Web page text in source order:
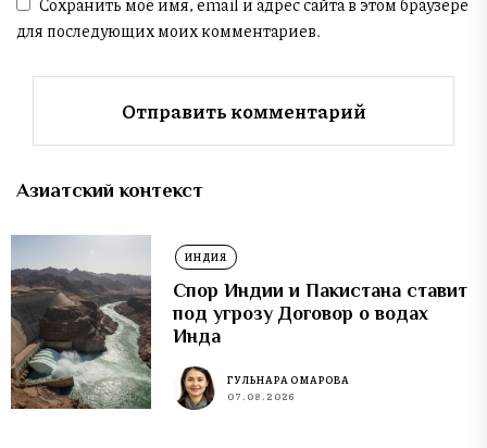
для последующих моих комментариев.
Азиатский контекст
ИНДИЯ
Спор Индии и Пакистана ставит
под угрозу Договор о водах
Инда
ГУЛЬНАРА ОМАРОВА
07.08.2026